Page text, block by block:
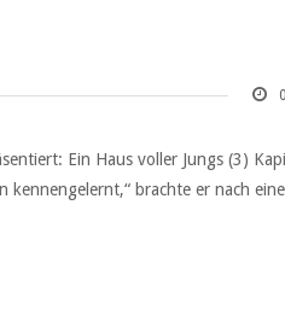
Ein Haus voller Jungs (3)
kennengelernt,“ brachte er nach